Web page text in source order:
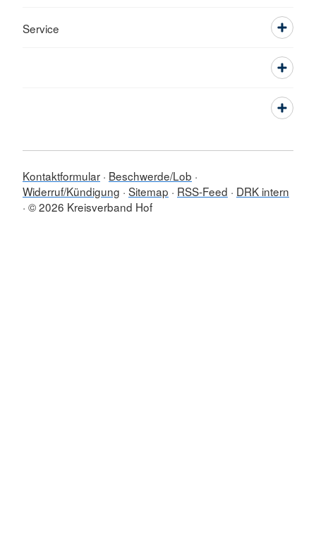
Service
Kontaktformular Beschwerde/Lob
Widerruf/Kündigung Sitemap RSS-Feed
DRK intern
© 2026 Kreisverband Hof